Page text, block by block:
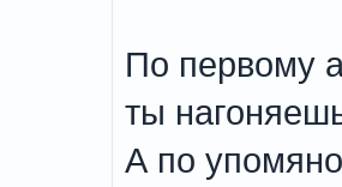
По первому
ты
А по